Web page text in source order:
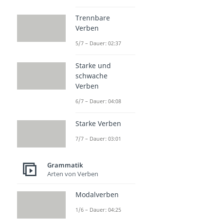
Trennbare
Verben
5/7 – Dauer: 02:37
Starke und
schwache
Verben
6/7 – Dauer: 04:08
Starke Verben
7/7 – Dauer: 03:01
Grammatik
Arten von Verben
Modalverben
1/6 – Dauer: 04:25